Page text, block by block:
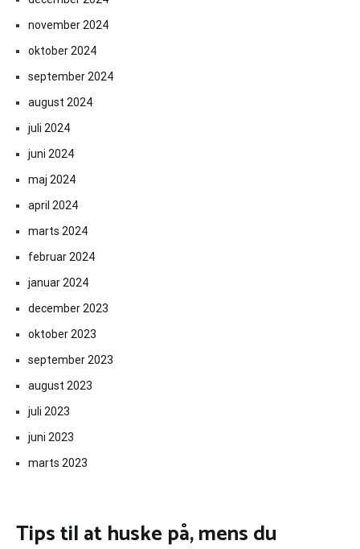
november 2024
oktober 2024
september 2024
august 2024
juli 2024
juni 2024
maj 2024
april 2024
marts 2024
februar 2024
januar 2024
december 2023
oktober 2023
september 2023
august 2023
juli 2023
juni 2023
marts 2023
Tips til at huske på, mens du